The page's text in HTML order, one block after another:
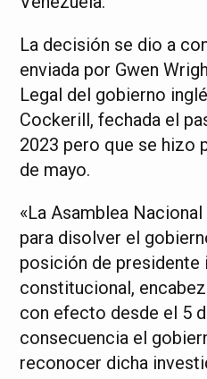
La decisión se dio a
enviada por Gwen
Legal del gobierno
Cockerill, fechada el
2023 pero que se hizo
de mayo.
«La Asamblea
para disolver el
posición de presidente
constitucional,
con efecto desde el 5
consecuencia el
reconocer dicha